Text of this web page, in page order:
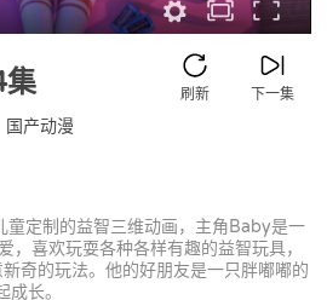
下一集
刷新
国产动漫
定制的益智三维动画，主角Baby是一
，喜欢玩耍各种各样有趣的益智玩具，
奇的玩法。他的好朋友是一只胖嘟嘟的
长。